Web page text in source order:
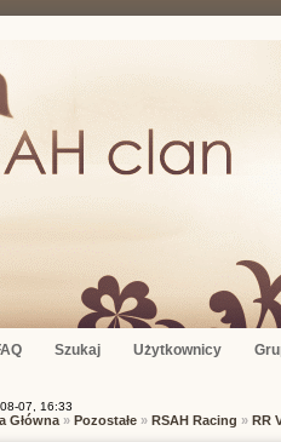
Szukaj Użytkownicy
07, 16:33
Główna » Pozostałe » RSAH Racing » RR